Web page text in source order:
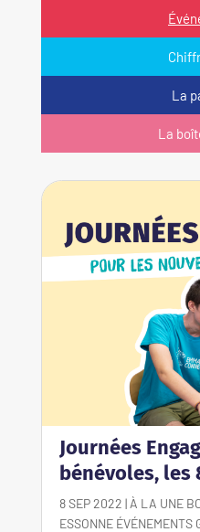
La
La
Journées
bénévoles, les
8 SEP 2022 | À LA UNE
ESSONNE ÉVÉNEMENTS